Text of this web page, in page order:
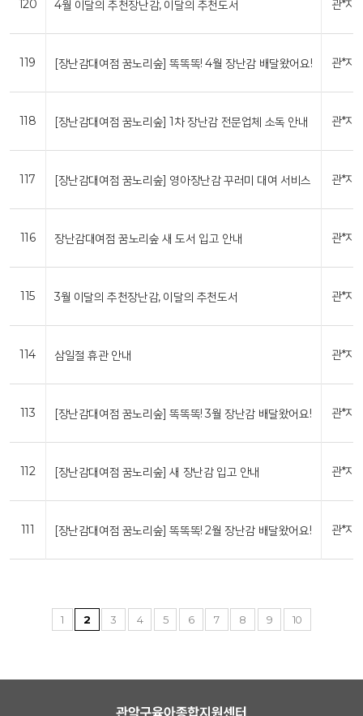
120 4월 이달의 추천장난감, 이달의 추천도서 관*자
119 [장난감대여점 꿈노리숲] 똑똑똑! 4월 장난감 배달왔어요! 관*자
118 [장난감대여점 꿈노리숲] 1차 장난감 전문업체 소독 안내 관*자
117 [장난감대여점 꿈노리숲] 영아장난감 꾸러미 대여 서비스 관*자
116 장난감대여점 꿈노리숲 새 도서 입고 안내 관*자
115 3월 이달의 추천장난감, 이달의 추천도서 관*자
114 삼일절 휴관 안내 관*자
113 [장난감대여점 꿈노리숲] 똑똑똑! 3월 장난감 배달왔어요! 관*자
112 [장난감대여점 꿈노리숲] 새 장난감 입고 안내 관*자
111 [장난감대여점 꿈노리숲] 똑똑똑! 2월 장난감 배달왔어요! 관*자
1 2 3 4 5 6 7 8 9 10